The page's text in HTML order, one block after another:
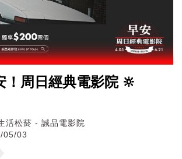
！周日經典電影院 🔆
活松菸 - 誠品電影院
05/03